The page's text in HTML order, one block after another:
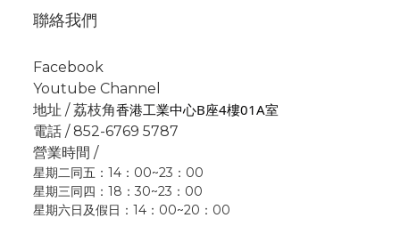
聯絡我們
Facebook
Youtube Channel
地址 / 荔枝角香港工業中心B座4樓01A室
電話 / 852-6769 5787
營業時間 /
星期二同五：14：00~23：00
星期三同四：18：30~23：00
星期六日及假日：14：00~20：00